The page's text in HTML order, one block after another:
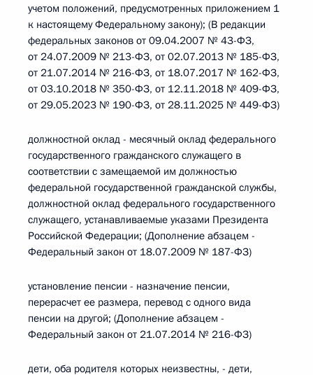
учетом положений, предусмотренных приложением 1
к настоящему Федеральному закону); (В редакции
федеральных законов от 09.04.2007 № 43-ФЗ,
от 24.07.2009 № 213-ФЗ, от 02.07.2013 № 185-ФЗ,
от 21.07.2014 № 216-ФЗ, от 18.07.2017 № 162-ФЗ,
от 03.10.2018 № 350-ФЗ, от 12.11.2018 № 409-ФЗ,
от 29.05.2023 № 190-ФЗ, от 28.11.2025 № 449-ФЗ)
должностной оклад - месячный оклад федерального
государственного гражданского служащего в
соответствии с замещаемой им должностью
федеральной государственной гражданской службы,
должностной оклад федерального государственного
служащего, устанавливаемые указами Президента
Российской Федерации; (Дополнение абзацем -
Федеральный закон от 18.07.2009 № 187-ФЗ)
установление пенсии - назначение пенсии,
перерасчет ее размера, перевод с одного вида
пенсии на другой; (Дополнение абзацем -
Федеральный закон от 21.07.2014 № 216-ФЗ)
дети, оба родителя которых неизвестны, - дети,